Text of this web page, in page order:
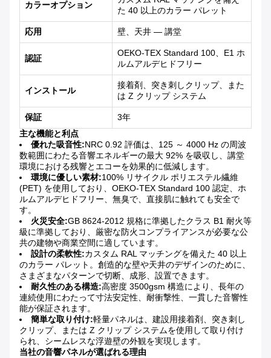
カラーオプション
た 40 以上のカラー パレット
応用 壁、天井 — 講堂
認証
OEKO-TEX Standard 100、E1 ホ
ルムアルデヒドフリー
インストール
接着剤、突き刺しクリップ、また
は Z クリップ システム
保証
3年
主な機能と利点
優れた吸音性:NRC 0.92 評価は、125 ～ 4000 Hz の周波
数範囲にわたる音響エネルギーの最大 92% を吸収し、講堂
環境における残響とエコーを効果的に低減します。
環境に優しい素材:100% リサイクル ポリエステル繊維
(PET) を使用しており、OEKO-TEX Standard 100 認定、ホ
ルムアルデヒドフリー、無臭で、直接肌に触れても安全で
す。
火災安全:GB 8624-2012 規格に準拠したクラス B1 耐火等
級に準拠しており、厳密な防火コンプライアンスが必要な公
共の建物や商業空間に適しています。
設計の柔軟性:カスタム RAL マッチングを備えた 40 以上
のカラー パレット。創造的な壁や天井のデザインのために、
さまざまなパターンで切断、成形、設置できます。
耐久性のある構造:高密度 3500gsm 構造により、長年の
連続使用にわたって寸法安定性、耐衝撃性、一貫した音響性
能が保証されます。
簡単な取り付け:軽量パネルは、建設用接着剤、突き刺し
クリップ、または Z クリップ システムを使用して取り付け
られ、シームレスな浮遊壁の外観を実現します。
当社の音響パネルが選ばれる理由